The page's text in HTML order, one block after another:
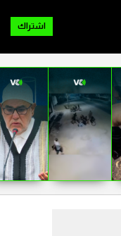
اشتراك